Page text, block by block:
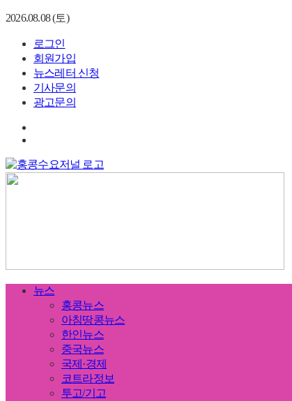
2026.08.08 (토)
로그인
회원가입
뉴스레터 신청
기사문의
광고문의
뉴스
홍콩뉴스
아침땅콩뉴스
한인뉴스
중국뉴스
국제·경제
코트라정보
투고/기고